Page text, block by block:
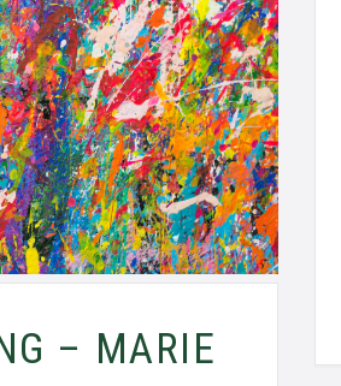
– MARIE